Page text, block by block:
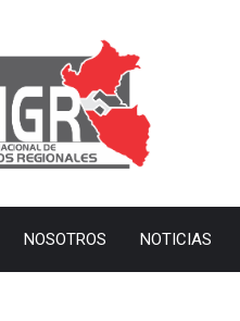
NOSOTROS NOTICIAS